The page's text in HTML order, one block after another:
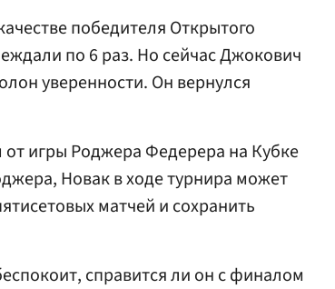
победителя Открытого
по 6 раз. Но сейчас Джокович
уверенности. Он вернулся
игры Роджера Федерера на Кубке
Новак в ходе турнира может
матчей и сохранить
справится ли он с финалом